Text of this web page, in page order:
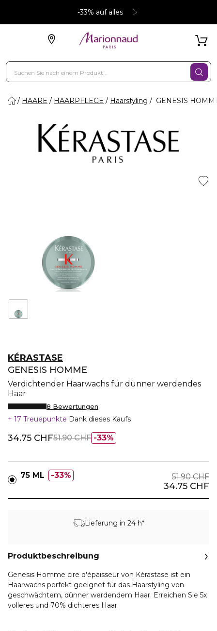
-33% auf alles
HAARE HAARPFLEGE Haarstyling GENESIS
KÉRASTASE
GENESIS HOMME
Verdichtender Haarwachs für dünner werdendes
Haar
8 Bewertungen
17 Treuepunkte Dank dieses Kaufs
33%
34.75 CHF51.90 CHF
75 ML 33% 51.90 CHF
34.75 CHF
Lieferung in 24 h*
Produktbeschreibung
Genesis Homme cire d'épaisseur von Kérastase ist ein
Haarwachs perfekt geeignet für das Haarstyling von
geschwächtem, dünner werdendem Haar. Erreichen Sie 5x
volleres und 70% dichteres Haar.